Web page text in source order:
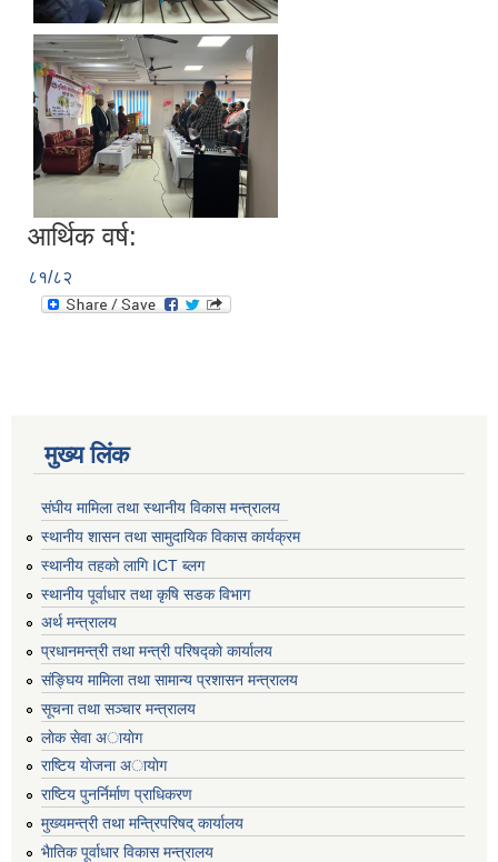
आर्थिक वर्ष:
८१/८२
मुख्य लिंक
संघीय मामिला तथा स्थानीय विकास मन्त्रालय
स्थानीय शासन तथा सामुदायिक विकास कार्यक्रम
स्थानीय तहको लागि ICT ब्लग
स्थानीय पूर्वाधार तथा कृषि सडक विभाग
अर्थ मन्त्रालय
प्रधानमन्त्री तथा मन्त्री परिषद्काे कार्यालय
संङ्घिय मामिला तथा सामान्य प्रशासन मन्त्रालय
सूचना तथा सञ्चार मन्त्रालय
लाेक सेवा अायाेग
राष्टिय याेजना अायाेग
राष्टिय पुनर्निर्माण प्राधिकरण
मुख्यमन्त्री तथा मन्त्रिपरिषद् कार्यालय
भैातिक पूर्वाधार विकास मन्त्रालय